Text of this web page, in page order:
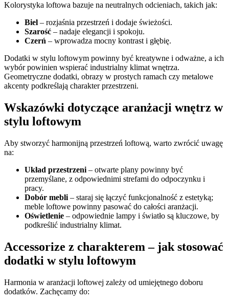
Kolorystyka loftowa bazuje na neutralnych odcieniach, takich jak:
Biel – rozjaśnia przestrzeń i dodaje świeżości.
Szarość – nadaje elegancji i spokoju.
Czerń – wprowadza mocny kontrast i głębię.
Dodatki w stylu loftowym powinny być kreatywne i odważne, a ich
wybór powinien wspierać industrialny klimat wnętrza.
Geometryczne dodatki, obrazy w prostych ramach czy metalowe
akcenty podkreślają charakter przestrzeni.
Wskazówki dotyczące aranżacji wnętrz w
stylu loftowym
Aby stworzyć harmonijną przestrzeń loftową, warto zwrócić uwagę
na:
Układ przestrzeni – otwarte plany powinny być
przemyślane, z odpowiednimi strefami do odpoczynku i
pracy.
Dobór mebli – staraj się łączyć funkcjonalność z estetyką;
meble loftowe powinny pasować do całości aranżacji.
Oświetlenie – odpowiednie lampy i światło są kluczowe, by
podkreślić industrialny klimat.
Accessorize z charakterem – jak stosować
dodatki w stylu loftowym
Harmonia w aranżacji loftowej zależy od umiejętnego doboru
dodatków. Zachęcamy do: